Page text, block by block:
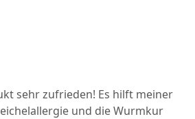
sehr zufrieden! Es hilft meiner
und die Wurmkur